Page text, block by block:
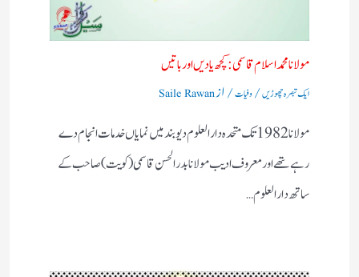
مولانا محمد اسلام قاسمی: کچھ یادیں اور باتیں​
ایک تبصرہ چھوڑیں/ وفیات/ ازSaile Rawan
مولانا 1982 تک متحدہ دارالعلوم دیوبند میں نمایاں خدمات انجام دے
رہے تھے اور معروف ادیب مولانا بدر الحسن قاسمی (کویت) صاحب کے
ساتھ دارالعلوم…